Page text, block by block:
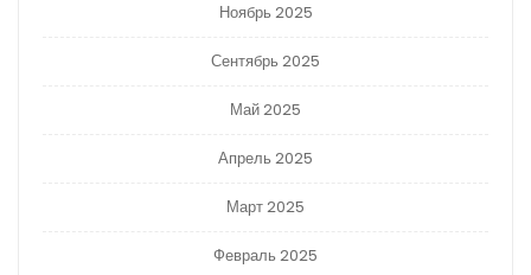
Ноябрь 2025
Сентябрь 2025
Май 2025
Апрель 2025
Март 2025
Февраль 2025